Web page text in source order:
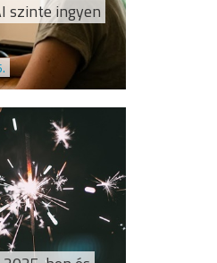
szinte ingyen